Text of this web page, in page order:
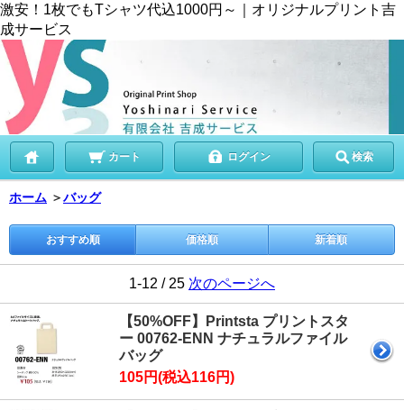
激安！1枚でもTシャツ代込1000円～｜オリジナルプリント吉
成サービス
カート ログイン 検索
ホーム ＞バッグ
おすすめ順 価格順 新着順
1-12 / 25 次のページへ
【50%OFF】Printsta プリントスタ
ー 00762-ENN ナチュラルファイル
バッグ
105円(税込116円)